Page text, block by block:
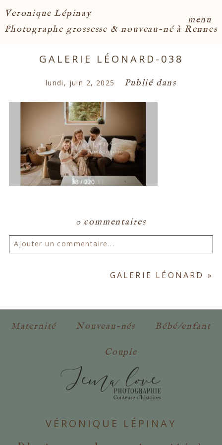
menu
Veronique Lépinay
Photographe grossesse & nouveau-né à Rennes
GALERIE LÉONARD-038
lundi, juin 2, 2025 Publié dans
0 commentaires
Ajouter un commentaire...
jamais publié ou partagé.
GALERIE LÉONARD »
Maternité Nouveau-nés Bébé/enfant
Couple
VÉRONIQUE LÉPINAY